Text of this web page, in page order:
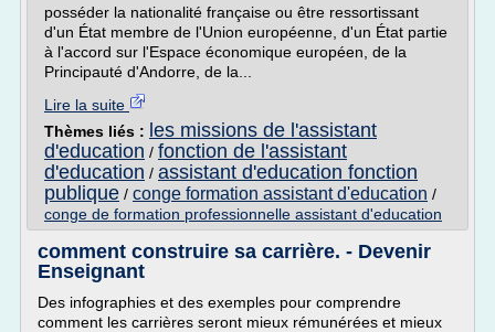
posséder la nationalité française ou être ressortissant
d'un État membre de l'Union européenne, d'un État partie
à l'accord sur l'Espace économique européen, de la
Principauté d'Andorre, de la...
Lire la suite
Thèmes liés : les missions de l'assistant
d'education / fonction de l'assistant
d'education / assistant d'education fonction
publique / conge formation assistant d'education /
conge de formation professionnelle assistant d'education
comment construire sa carrière. - Devenir
Enseignant
Des infographies et des exemples pour comprendre
comment les carrières seront mieux rémunérées et mieux